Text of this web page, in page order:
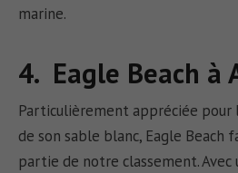
marine.
4. Eagle Beach à
Particulièrement appréciée pour
de son sable blanc, Eagle
partie de notre classement. Avec